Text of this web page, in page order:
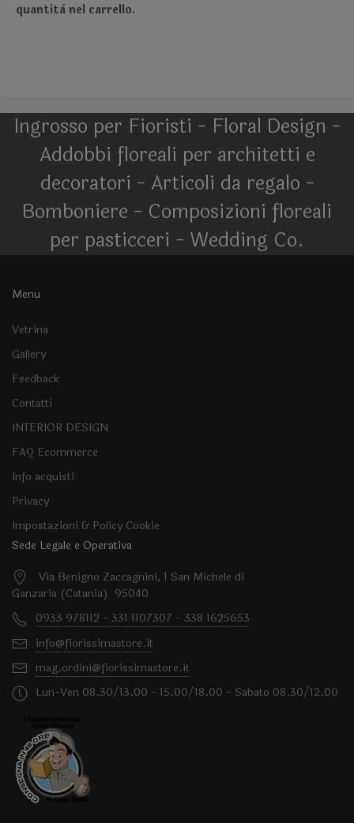
quantità nel carrello.
Ingrosso per Fioristi - Floral Design -
Addobbi floreali per architetti e
decoratori - Articoli da regalo -
Bomboniere - Composizioni floreali
per pasticceri - Wedding Co.
Menu
Vetrina
Gallery
Feedback
Contatti
INTERIOR DESIGN
FAQ Ecommerce
Info acquisti
Privacy
Impostazioni & Policy Cookie
Sede Legale e Operativa
Via Benigno Zaccagnini, 1 San Michele di
Ganzaria (Catania) 95040
0933 978112 - 331 1107307 - 338 1625653
info@fiorissimastore.it
mag.ordini@fiorissimastore.it
Lun-Ven 08.30/13.00 - 15.00/18.00 - Sabato 08.30/12.00